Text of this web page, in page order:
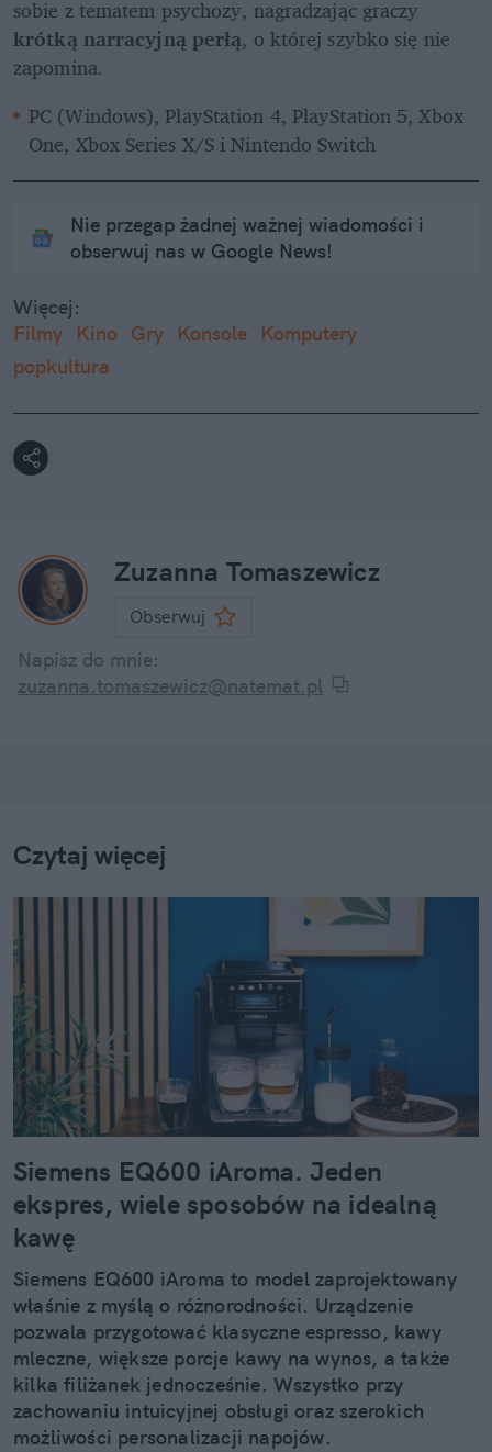
krótką narracyjną perłą, o której szybko się nie
zapomina.
PC (Windows), PlayStation 4, PlayStation 5, Xbox
One, Xbox Series X/S i Nintendo Switch
Nie przegap żadnej ważnej wiadomości i
obserwuj nas w Google News!
Więcej:
Filmy
Kino Gry Konsole
Komputery
popkultura
Zuzanna Tomaszewicz
Obserwuj
Napisz do mnie:
zuzanna.tomaszewicz@natemat.pl
Czytaj więcej
Siemens EQ600 iAroma. Jeden
ekspres, wiele sposobów na idealną
kawę
Siemens EQ600 iAroma to model zaprojektowany
właśnie z myślą o różnorodności. Urządzenie
pozwala przygotować klasyczne espresso, kawy
mleczne, większe porcje kawy na wynos, a także
kilka filiżanek jednocześnie. Wszystko przy
zachowaniu intuicyjnej obsługi oraz szerokich
możliwości personalizacji napojów.